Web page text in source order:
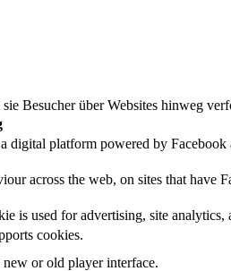
Besucher über Websites hinweg
digital platform powered by
across the web, on sites that have
is used for advertising, site analytics,
cookies.
new or old player interface.